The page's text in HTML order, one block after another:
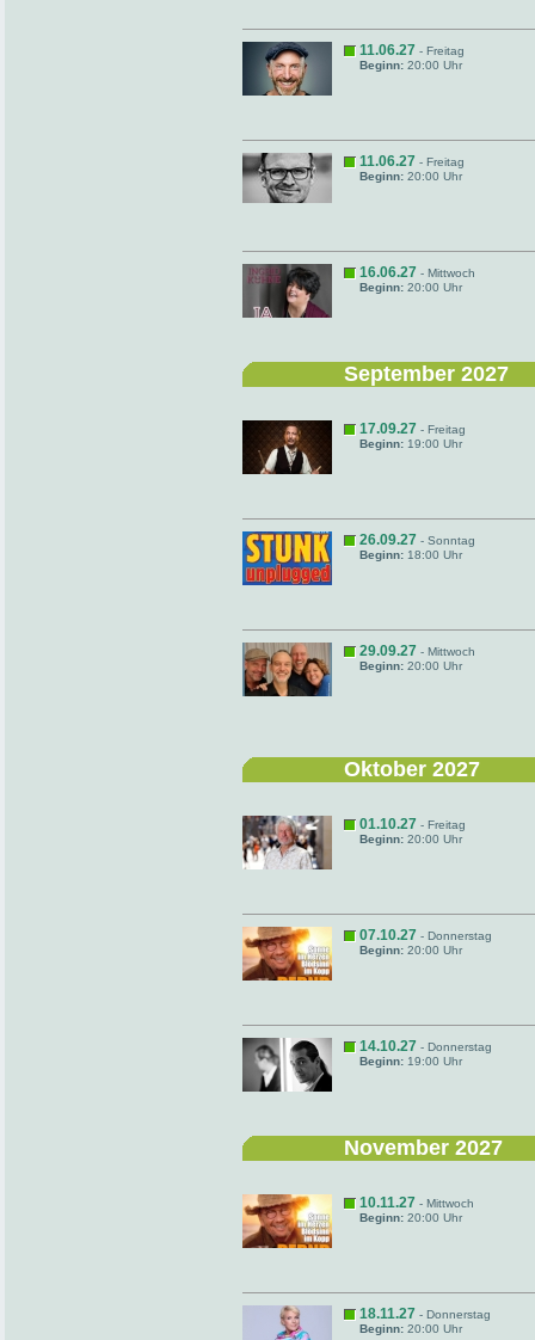
11.06.27 - Freitag
Beginn: 20:00 Uhr
11.06.27 - Freitag
Beginn: 20:00 Uhr
16.06.27 - Mittwoch
Beginn: 20:00 Uhr
September 2027
17.09.27 - Freitag
Beginn: 19:00 Uhr
26.09.27 - Sonntag
Beginn: 18:00 Uhr
29.09.27 - Mittwoch
Beginn: 20:00 Uhr
Oktober 2027
01.10.27 - Freitag
Beginn: 20:00 Uhr
07.10.27 - Donnerstag
Beginn: 20:00 Uhr
14.10.27 - Donnerstag
Beginn: 19:00 Uhr
November 2027
10.11.27 - Mittwoch
Beginn: 20:00 Uhr
18.11.27 - Donnerstag
Beginn: 20:00 Uhr